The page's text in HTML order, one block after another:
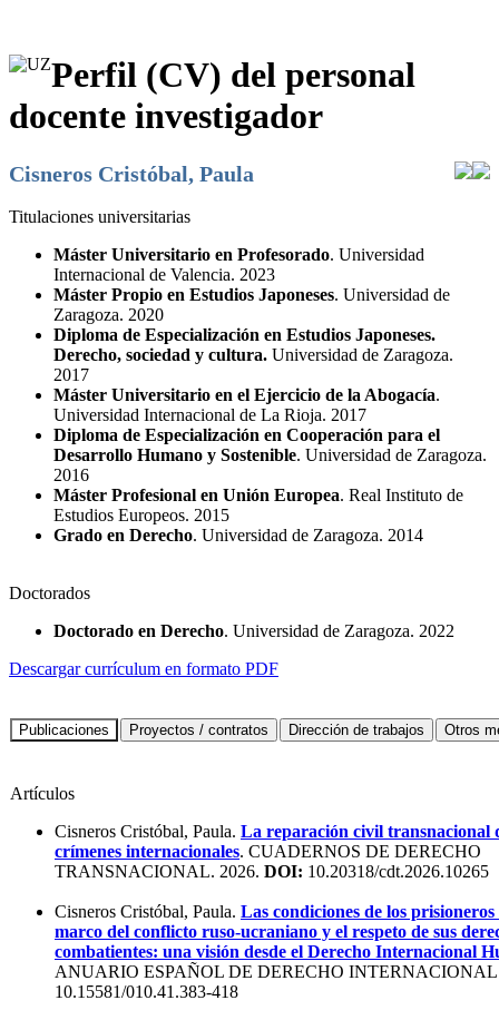
Perfil (CV) del personal
docente investigador
Cisneros Cristóbal, Paula
Titulaciones universitarias
Máster Universitario en Profesorado. Universidad
Internacional de Valencia. 2023
Máster Propio en Estudios Japoneses. Universidad de
Zaragoza. 2020
Diploma de Especialización en Estudios Japoneses.
Derecho, sociedad y cultura. Universidad de Zaragoza.
2017
Máster Universitario en el Ejercicio de la Abogacía.
Universidad Internacional de La Rioja. 2017
Diploma de Especialización en Cooperación para el
Desarrollo Humano y Sostenible. Universidad de Zaragoza.
2016
Máster Profesional en Unión Europea. Real Instituto de
Estudios Europeos. 2015
Grado en Derecho. Universidad de Zaragoza. 2014
Doctorados
Doctorado en Derecho. Universidad de Zaragoza. 2022
Descargar currículum en formato PDF
Artículos
Cisneros Cristóbal, Paula. La reparación civil transnacional
crímenes internacionales. CUADERNOS DE DERECHO
TRANSNACIONAL. 2026. DOI: 10.20318/cdt.2026.10265
Cisneros Cristóbal, Paula. Las condiciones de los
marco del conflicto ruso-ucraniano y el respeto de sus
combatientes: una visión desde el Derecho Internacional
ANUARIO ESPAÑOL DE DERECHO
10.15581/010.41.383-418